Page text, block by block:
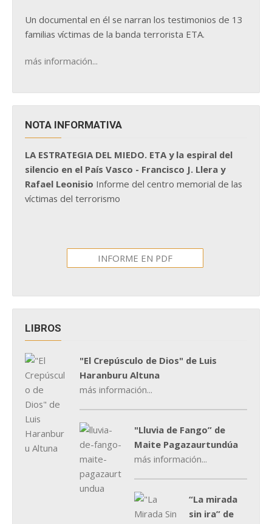
Un documental en él se narran los testimonios de 13
familias víctimas de la banda terrorista ETA.
más información...
NOTA INFORMATIVA
LA ESTRATEGIA DEL MIEDO. ETA y la espiral del
silencio en el País Vasco - Francisco J. Llera y
Rafael Leonisio Informe del centro memorial de las
víctimas del terrorismo
INFORME EN PDF
LIBROS
"El Crepúsculo de Dios" de Luis
Haranburu Altuna
más información...
"Lluvia de Fango” de
Maite Pagazaurtundúa
más información...
“La mirada
sin ira” de